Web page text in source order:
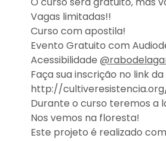
Vagas limitadas!!
Curso com apostila!
Evento Gratuito com
Acessibilidade
Faça sua inscrição no link
http://
Durante o curso teremos a
Nos vemos na floresta!
Este projeto é realizado